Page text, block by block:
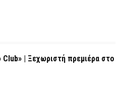
| Ξεχωριστή πρεμιέρα στο